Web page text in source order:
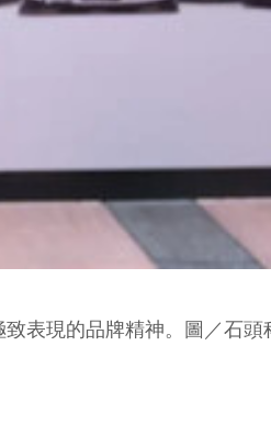
表現的品牌精神。圖／石頭